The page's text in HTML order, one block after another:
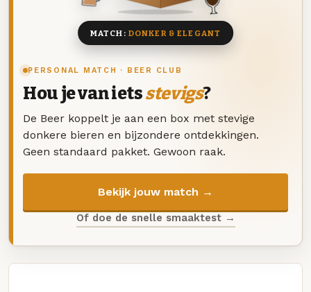
PERSONAL MATCH · BEER CLUB
Hou je van ietsstevigs?
De Beer koppelt je aan een box met stevige
donkere bieren en bijzondere ontdekkingen.
Geen standaard pakket. Gewoon raak.
Bekijk jouw match →
Of doe de snelle smaaktest →
MATCH: DONKER & ELEGANT